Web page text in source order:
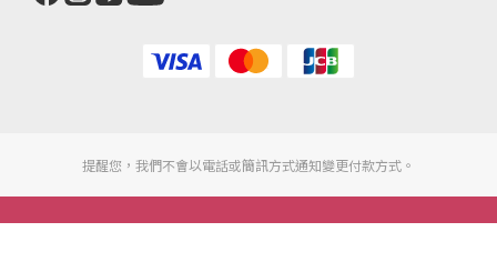
提醒您，我們不會以電話或簡訊方式通知變更付款方式。